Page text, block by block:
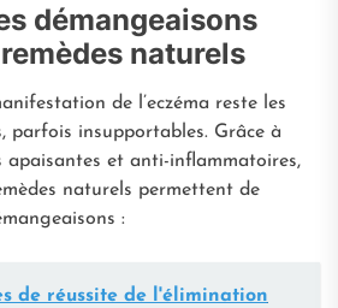
démangeaisons
naturels
de l’eczéma reste les
parfois insupportables. Grâce à
apaisantes et anti-inflammatoires,
naturels permettent de
:
de réussite de l'élimination